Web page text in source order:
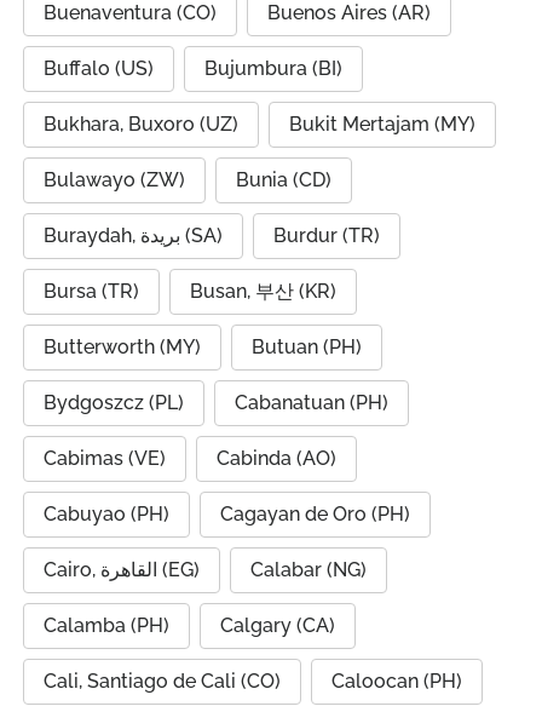
Buenaventura (CO) Buenos Aires (AR)
Buffalo (US) Bujumbura (BI)
Bukhara, Buxoro (UZ) Bukit Mertajam (MY)
Bulawayo (ZW) Bunia (CD)
Buraydah, بريدة (SA) Burdur (TR)
Bursa (TR) Busan, 부산 (KR)
Butterworth (MY) Butuan (PH)
Bydgoszcz (PL) Cabanatuan (PH)
Cabimas (VE) Cabinda (AO)
Cabuyao (PH) Cagayan de Oro (PH)
Cairo, القاهرة (EG) Calabar (NG)
Calamba (PH) Calgary (CA)
Cali, Santiago de Cali (CO) Caloocan (PH)